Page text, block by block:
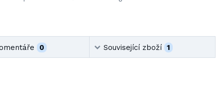
0 Související zboží 1